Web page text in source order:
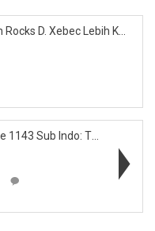
Spoiler Lengkap Manga One Piece 1143 Sub Indo: The...